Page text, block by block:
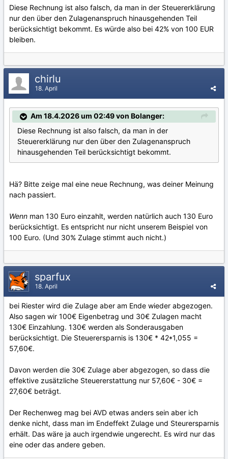
Diese Rechnung ist also falsch, da man in der Steuererklärung
nur den über den Zulagenanspruch hinausgehenden Teil
berücksichtigt bekommt. Es würde also bei 42% von 100 EUR
bleiben.
chirlu
18. April
Am 18.4.2026 um 02:49 von Bolanger:
Diese Rechnung ist also falsch, da man in der
Steuererklärung nur den über den Zulagenanspruch
hinausgehenden Teil berücksichtigt bekommt.
Hä? Bitte zeige mal eine neue Rechnung, was deiner Meinung
nach passiert.
Wenn man 130 Euro einzahlt, werden natürlich auch 130 Euro
berücksichtigt. Es entspricht nur nicht unserem Beispiel von
100 Euro. (Und 30% Zulage stimmt auch nicht.)
sparfux
18. April
bei Riester wird die Zulage aber am Ende wieder abgezogen.
Also sagen wir 100€ Eigenbetrag und 30€ Zulagen macht
130€ Einzahlung. 130€ werden als Sonderausgaben
berücksichtigt. Die Steuerersparnis is 130€ * 42*1,055 =
57,60€.
Davon werden die 30€ Zulage aber abgezogen, so dass die
effektive zusätzliche Steuererstattung nur 57,60€ - 30€ =
27,60€ beträgt.
Der Rechenweg mag bei AVD etwas anders sein aber ich
denke nicht, dass man im Endeffekt Zulage und Steurersparnis
erhält. Das wäre ja auch irgendwie ungerecht. Es wird nur das
eine oder das andere geben.